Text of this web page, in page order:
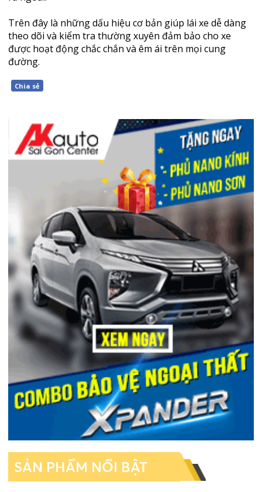
Trên đây là những dấu hiệu cơ bản giúp lái xe dễ dàng
theo dõi và kiểm tra thường xuyên đảm bảo cho xe
được hoạt động chắc chắn và êm ái trên mọi cung
đường.
Chia sẻ
SẢN PHẨM NỔI BẬT